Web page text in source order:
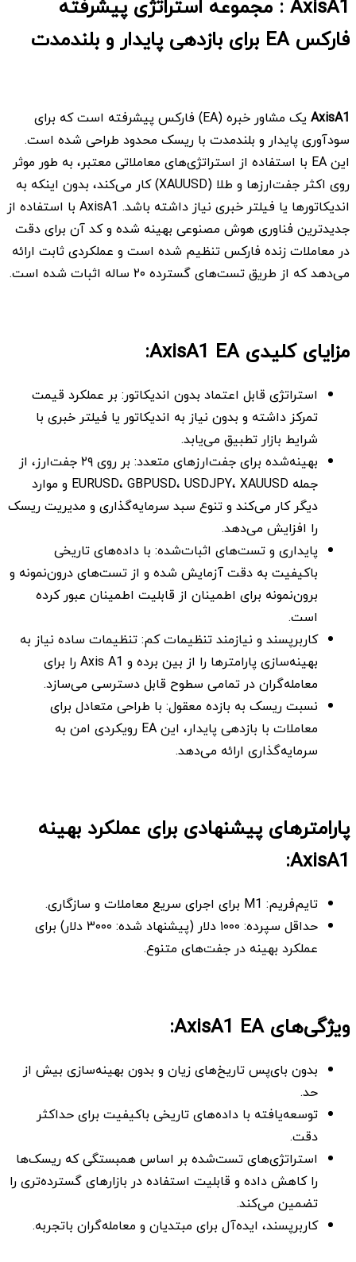
AxisA1 : مجموعه استراتژی پیشرفته
فارکس EA برای بازدهی پایدار و بلندمدت
AxisA1
یک مشاور خبره (EA) فارکس پیشرفته است که برای
سودآوری پایدار و بلندمدت با ریسک محدود طراحی شده است.
این EA با استفاده از استراتژی‌های معاملاتی معتبر، به طور موثر
روی اکثر جفت‌ارزها و طلا (XAUUSD) کار می‌کند، بدون اینکه به
اندیکاتورها یا فیلتر خبری نیاز داشته باشد. AxisA1 با استفاده از
جدیدترین فناوری هوش مصنوعی بهینه شده و کد آن برای دقت
در معاملات زنده فارکس تنظیم شده است و عملکردی ثابت ارائه
می‌دهد که از طریق تست‌های گسترده ۲۰ ساله اثبات شده است.
مزایای کلیدی AxisA1 EA:
استراتژی قابل اعتماد بدون اندیکاتور: بر عملکرد قیمت
تمرکز داشته و بدون نیاز به اندیکاتور یا فیلتر خبری با
شرایط بازار تطبیق می‌یابد.
بهینه‌شده برای جفت‌ارزهای متعدد: بر روی ۲۹ جفت‌ارز، از
جمله EURUSD، GBPUSD، USDJPY، XAUUSD و موارد
دیگر کار می‌کند و تنوع سبد سرمایه‌گذاری و مدیریت ریسک
را افزایش می‌دهد.
پایداری و تست‌های اثبات‌شده: با داده‌های تاریخی
باکیفیت به دقت آزمایش شده و از تست‌های درون‌نمونه و
برون‌نمونه برای اطمینان از قابلیت اطمینان عبور کرده
است.
کاربرپسند و نیازمند تنظیمات کم: تنظیمات ساده نیاز به
بهینه‌سازی پارامترها را از بین برده و Axis A1 را برای
معامله‌گران در تمامی سطوح قابل دسترسی می‌سازد.
نسبت ریسک به بازده معقول: با طراحی متعادل برای
معاملات با بازدهی پایدار، این EA رویکردی امن به
سرمایه‌گذاری ارائه می‌دهد.
پارامترهای پیشنهادی برای عملکرد بهینه
AxisA1:
تایم‌فریم: M1 برای اجرای سریع معاملات و سازگاری.
حداقل سپرده: ۱۰۰۰ دلار (پیشنهاد شده: ۳۰۰۰ دلار) برای
عملکرد بهینه در جفت‌های متنوع.
ویژگی‌های AxisA1 EA:
بدون بای‌پس تاریخ‌های زیان و بدون بهینه‌سازی بیش از
حد.
توسعه‌یافته با داده‌های تاریخی باکیفیت برای حداکثر
دقت.
استراتژی‌های تست‌شده بر اساس همبستگی که ریسک‌ها
را کاهش داده و قابلیت استفاده در بازارهای گسترده‌تری را
تضمین می‌کند.
کاربرپسند، ایده‌آل برای مبتدیان و معامله‌گران باتجربه.